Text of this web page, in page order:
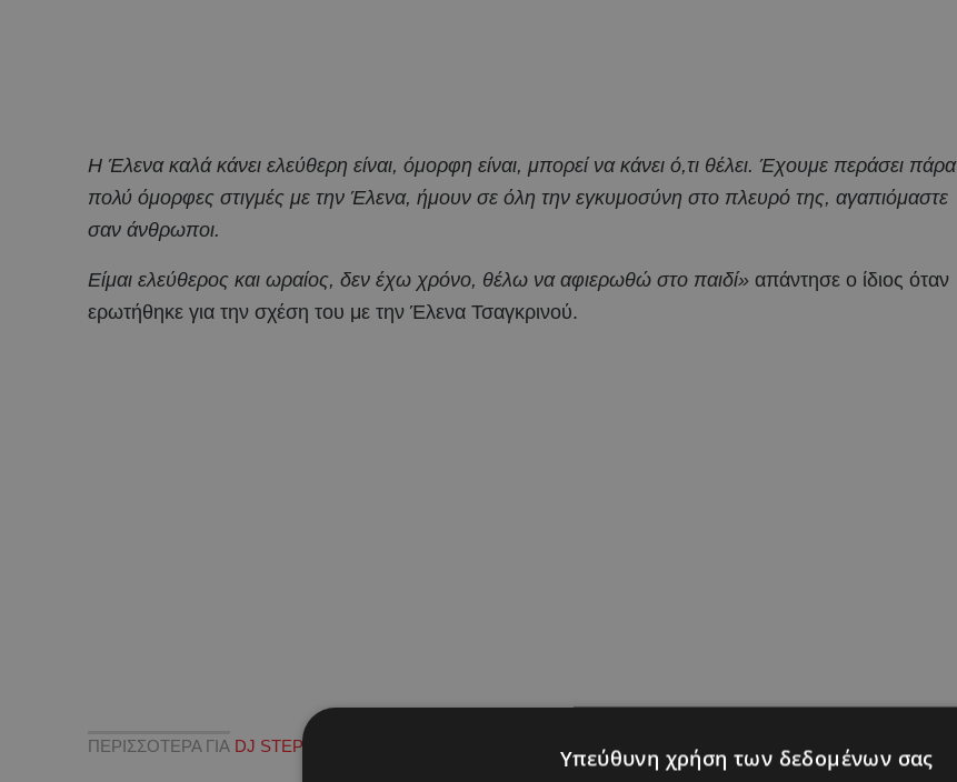
Η Έλενα καλά κάνει ελεύθερη είναι, όμορφη είναι, μπορεί να κάνει ό,τι θέλει. Έχουμε περάσει πάρα
πολύ όμορφες στιγμές με την Έλενα, ήμουν σε όλη την εγκυμοσύνη στο πλευρό της, αγαπιόμαστε
σαν άνθρωποι.
Είμαι ελεύθερος και ωραίος, δεν έχω χρόνο, θέλω να αφιερωθώ στο παιδί» απάντησε ο ίδιος όταν
ερωτήθηκε για την σχέση του με την Έλενα Τσαγκρινού.
ΠΕΡΙΣΣΟΤΕΡΑ ΓΙΑ DJ STEPHAN ΛΑΜΠΡΟΣ ΚΩΝΣΤΑΝΤΑΡΑΣ
Υπεύθυνη χρήση των δεδομένων σας